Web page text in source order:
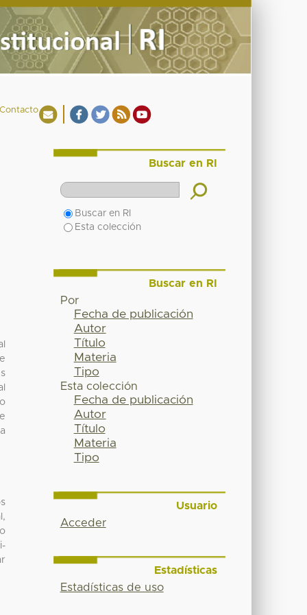
Contacto
Buscar en RI
Buscar en RI
Esta colección
Buscar en RI
Por
Fecha de publicación
Autor
Título
Materia
Tipo
Esta colección
Fecha de publicación
Autor
Título
Materia
Tipo
Usuario
Acceder
Estadísticas
Estadísticas de uso